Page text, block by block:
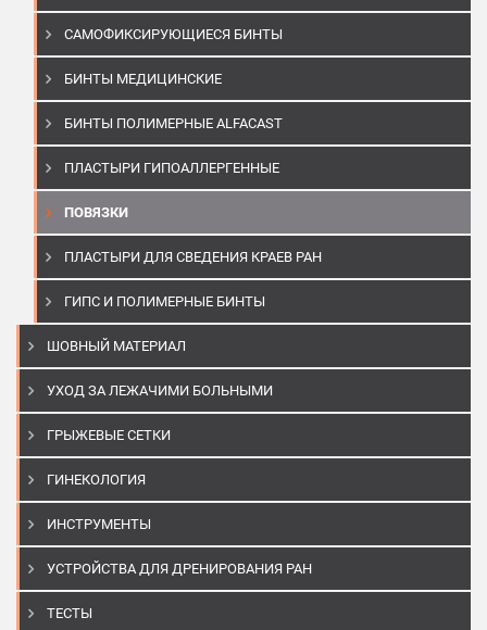
САМОФИКСИРУЮЩИЕСЯ БИНТЫ
БИНТЫ МЕДИЦИНСКИЕ
БИНТЫ ПОЛИМЕРНЫЕ ALFACAST
ПЛАСТЫРИ ГИПОАЛЛЕРГЕННЫЕ
ПОВЯЗКИ
ПЛАСТЫРИ ДЛЯ СВЕДЕНИЯ КРАЕВ РАН
ГИПС И ПОЛИМЕРНЫЕ БИНТЫ
ШОВНЫЙ МАТЕРИАЛ
УХОД ЗА ЛЕЖАЧИМИ БОЛЬНЫМИ
ГРЫЖЕВЫЕ СЕТКИ
ГИНЕКОЛОГИЯ
ИНСТРУМЕНТЫ
УСТРОЙСТВА ДЛЯ ДРЕНИРОВАНИЯ РАН
ТЕСТЫ